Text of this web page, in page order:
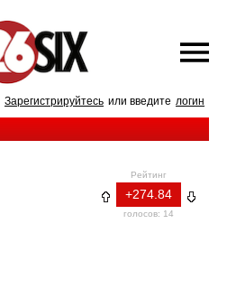
Зарегистрируйтесь или введите логин
Рейтинг
+274.84
голосов: 14